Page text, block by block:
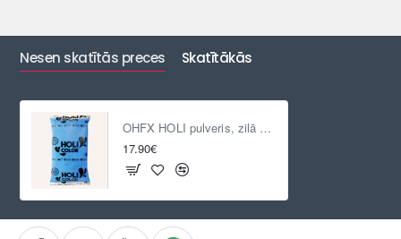
Nesen skatītās preces Skatītākās
OHFX HOLI pulveris, zilā krāsā, 1kg
17.90€